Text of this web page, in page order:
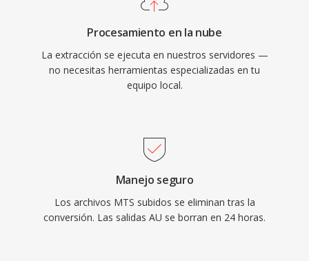
Procesamiento en la nube
La extracción se ejecuta en nuestros servidores —
no necesitas herramientas especializadas en tu
equipo local.
Manejo seguro
Los archivos MTS subidos se eliminan tras la
conversión. Las salidas AU se borran en 24 horas.